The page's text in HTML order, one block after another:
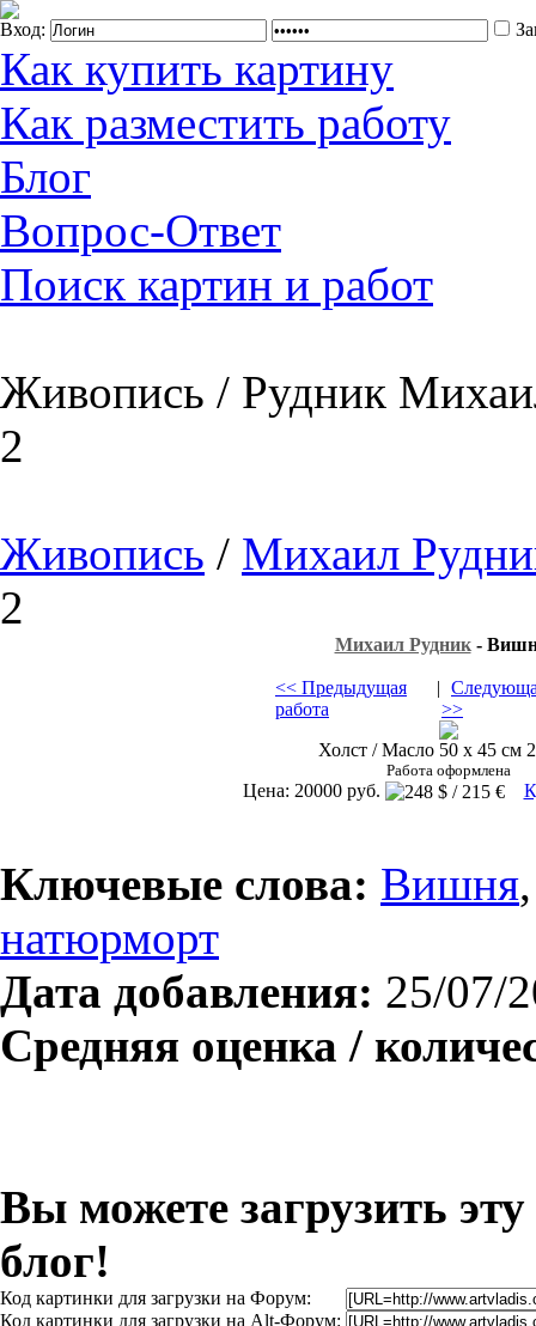
Вход:
Как купить картину
Как разместить работу
Блог
Вопрос-Ответ
Поиск картин и работ
Живопись / Рудник
2
Живопись / Михаил
2
Михаил Рудник-
<< Предыдущая
работа
|
>>
Холст / Масло 50 х 45 см
Работа оформлена
Цена: 20000 руб.
Ключевые слова: Вишня
натюрморт
Дата добавления: 25/07/
Средняя оценка /
Вы можете загрузить
блог!
Код картинки для загрузки на Форум:
Код картинки для загрузки на Alt-Форум: